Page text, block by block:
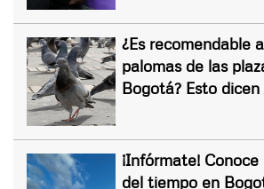
¿Es recomendable
palomas de las
Bogotá? Esto
¡Infórmate!
del tiempo en